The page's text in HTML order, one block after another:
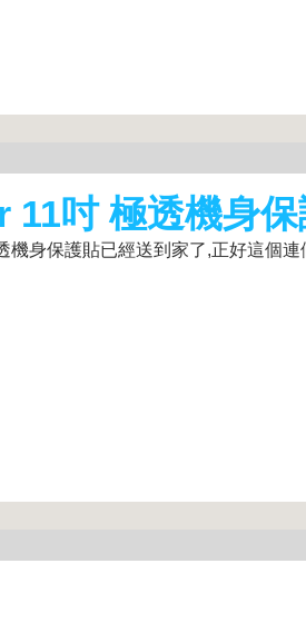
吋 極透機身保
身保護貼已經送到家了,正好這個